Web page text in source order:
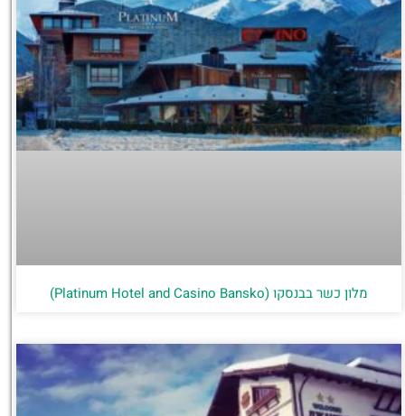
מלון כשר בבנסקו (Platinum Hotel and Casino Bansko)